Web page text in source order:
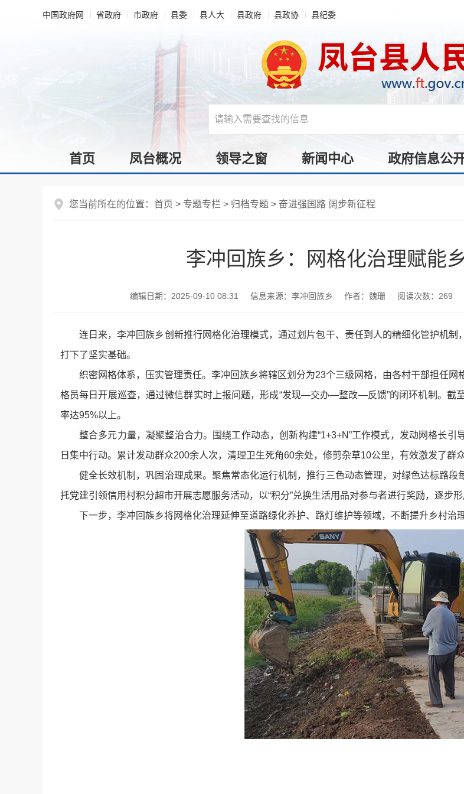
中国政府网 省政府 市政府 县委 县人大 县政府 县政协 县纪委
首页 凤台概况 领导之窗 新闻中心 政府信息公
您当前所在的位置： 首页 > 专题专栏 > 归档专题 > 奋进强国路 阔步新征程
李冲回族乡：网格化治理赋能
编辑日期：2025-09-10 08:31 信息来源：李冲回族乡 作者：魏珊 阅读次数： 269
连日来，李冲回族乡创新推行网格化治理模式，通过划片包干、责任到人的精细化管护机
打下了坚实基础。
织密网格体系，压实管理责任。李冲回族乡将辖区划分为23个三级网格，由各村干部担任
格员每日开展巡查，通过微信群实时上报问题，形成“发现—交办—整改—反馈”的闭环机制。截
率达95%以上。
整合多元力量，凝聚整治合力。围绕工作动态，创新构建“1+3+N”工作模式，发动网格长
日集中行动。累计发动群众200余人次，清理卫生死角60余处，修剪杂草10公里，有效激发了群
健全长效机制，巩固治理成果。聚焦常态化运行机制，推行三色动态管理，对绿色达标路
托党建引领信用村积分超市开展志愿服务活动，以“积分”兑换生活用品对参与者进行奖励，逐步形
下一步，李冲回族乡将网格化治理延伸至道路绿化养护、路灯维护等领域，不断提升乡村治理